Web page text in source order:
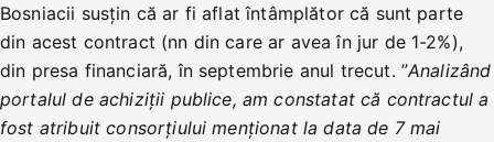
Bosniacii susțin că ar fi aflat întâmplător că sunt parte
din acest contract (nn din care ar avea în jur de 1-2%),
din presa financiară, în septembrie anul trecut. ”Analizând
portalul de achiziții publice, am constatat că contractul a
fost atribuit consorțiului menționat la data de 7 mai